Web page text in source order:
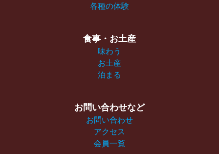
各種の体験
食事・お土産
味わう
お土産
泊まる
お問い合わせなど
お問い合わせ
アクセス
会員一覧